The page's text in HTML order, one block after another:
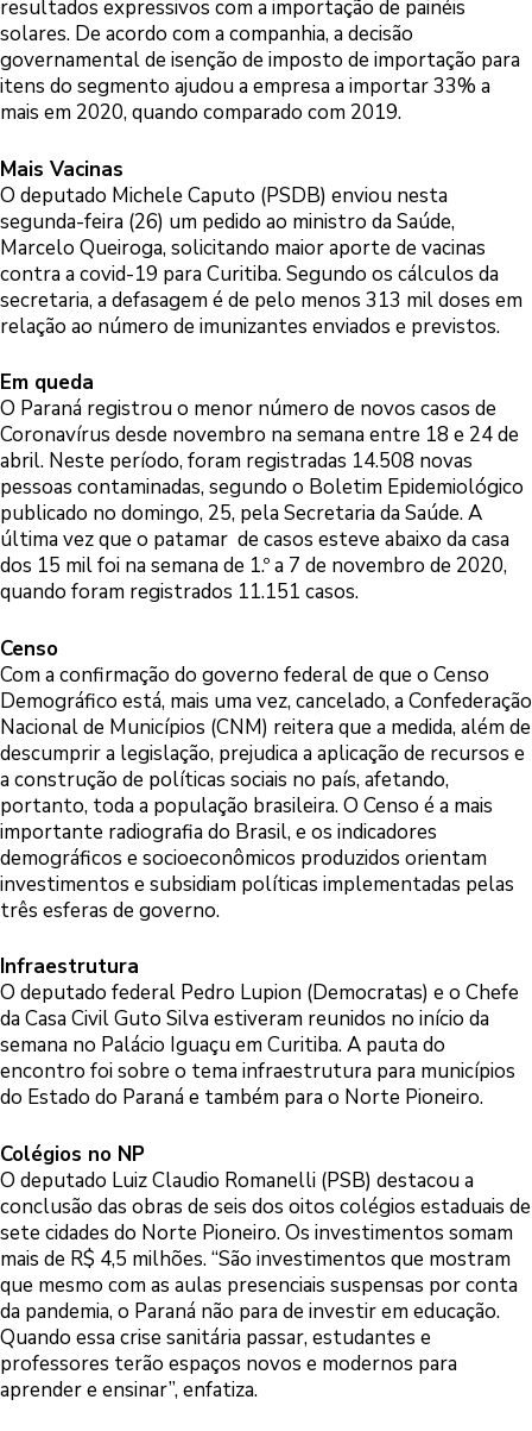
resultados expressivos com a importação de painéis
solares. De acordo com a companhia, a decisão
governamental de isenção de imposto de importação para
itens do segmento ajudou a empresa a importar 33% a
mais em 2020, quando comparado com 2019.
Mais Vacinas
O deputado Michele Caputo (PSDB) enviou nesta
segunda-feira (26) um pedido ao ministro da Saúde,
Marcelo Queiroga, solicitando maior aporte de vacinas
contra a covid-19 para Curitiba. Segundo os cálculos da
secretaria, a defasagem é de pelo menos 313 mil doses em
relação ao número de imunizantes enviados e previstos.
Em queda
O Paraná registrou o menor número de novos casos de
Coronavírus desde novembro na semana entre 18 e 24 de
abril. Neste período, foram registradas 14.508 novas
pessoas contaminadas, segundo o Boletim Epidemiológico
publicado no domingo, 25, pela Secretaria da Saúde. A
última vez que o patamar de casos esteve abaixo da casa
dos 15 mil foi na semana de 1.º a 7 de novembro de 2020,
quando foram registrados 11.151 casos.
Censo
Com a confirmação do governo federal de que o Censo
Demográfico está, mais uma vez, cancelado, a Confederação
Nacional de Municípios (CNM) reitera que a medida, além de
descumprir a legislação, prejudica a aplicação de recursos e
a construção de políticas sociais no país, afetando,
portanto, toda a população brasileira. O Censo é a mais
importante radiografia do Brasil, e os indicadores
demográficos e socioeconômicos produzidos orientam
investimentos e subsidiam políticas implementadas pelas
três esferas de governo.
Infraestrutura
O deputado federal Pedro Lupion (Democratas) e o Chefe
da Casa Civil Guto Silva estiveram reunidos no início da
semana no Palácio Iguaçu em Curitiba. A pauta do
encontro foi sobre o tema infraestrutura para municípios
do Estado do Paraná e também para o Norte Pioneiro.
Colégios no NP
O deputado Luiz Claudio Romanelli (PSB) destacou a
conclusão das obras de seis dos oitos colégios estaduais de
sete cidades do Norte Pioneiro. Os investimentos somam
mais de R$ 4,5 milhões. “São investimentos que mostram
que mesmo com as aulas presenciais suspensas por conta
da pandemia, o Paraná não para de investir em educação.
Quando essa crise sanitária passar, estudantes e
professores terão espaços novos e modernos para
aprender e ensinar”, enfatiza.